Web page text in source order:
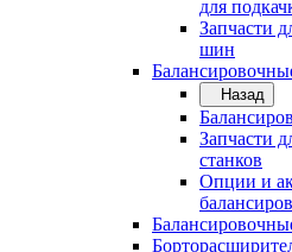
для
Запчасти
шин
Назад
Запчасти
станков
Опции и